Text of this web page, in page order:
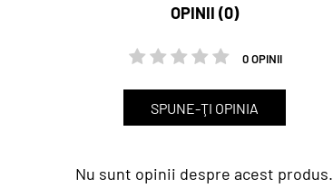
OPINII (0)
0 OPINII
SPUNE-ŢI OPINIA
Nu sunt opinii despre acest produs.